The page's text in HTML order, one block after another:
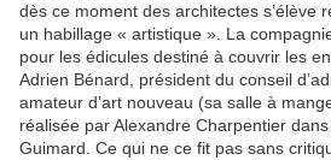
dès ce moment des architectes s’élève
un habillage « artistique ». La
pour les édicules destiné à couvrir les
Adrien Bénard, président du conseil
amateur d’art nouveau (sa salle à
réalisée par Alexandre Charpentier
Guimard. Ce qui ne ce fit pas sans